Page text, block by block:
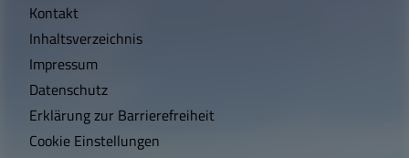
c
h
t
i
Kontakt
Inhaltsverzeichnis
Impressum
Datenschutz
Erklärung zur Barrierefreiheit
Cookie Einstellungen